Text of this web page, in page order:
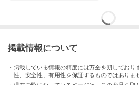
掲載情報について
・掲載している情報の精度には万全を期しており
性、安全性、有用性を保証するものではありま